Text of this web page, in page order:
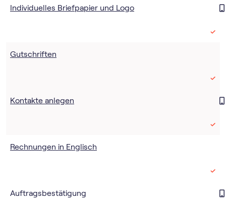
Individuelles Briefpapier und Logo
Gutschriften
Kontakte anlegen
Rechnungen in Englisch
Auftragsbestätigung